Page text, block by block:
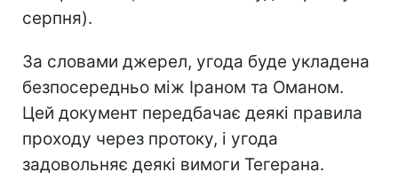
серпня).
За словами джерел, угода буде укладена
безпосередньо між Іраном та Оманом.
Цей документ передбачає деякі правила
проходу через протоку, і угода
задовольняє деякі вимоги Тегерана.